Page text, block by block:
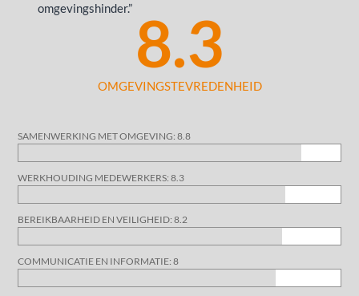
omgevingshinder.” 8.3
OMGEVINGSTEVREDENHEID
SAMENWERKING MET OMGEVING: 8.8
WERKHOUDING MEDEWERKERS: 8.3
BEREIKBAARHEID EN VEILIGHEID: 8.2
COMMUNICATIE EN INFORMATIE: 8